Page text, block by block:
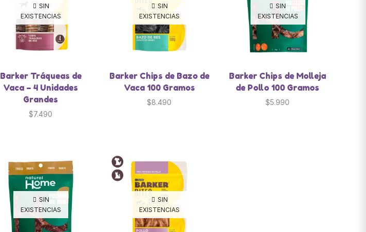
SIN
EXISTENCIAS
Barker Tráqueas de
Vaca – 4 Unidades
Grandes
$7.490
SIN
EXISTENCIAS
Barker Chips de Bazo de
Vaca 100 Gramos
$8.490
SIN
EXISTENCIAS
Barker Chips de Molleja
de Pollo 100 Gramos
$5.990
SIN
EXISTENCIAS
SIN
EXISTENCIAS